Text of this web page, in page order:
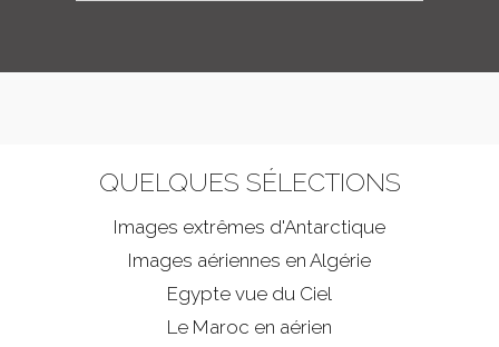
QUELQUES SÉLECTIONS
Images extrêmes d'Antarctique
Images aériennes en Algérie
Egypte vue du Ciel
Le Maroc en aérien